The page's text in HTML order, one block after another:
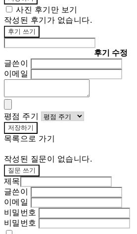
사진 후기만 보기
작성된 후기가 없습니다.
후기 쓰기
후기 수정
글쓴이
이메일
평점 주기
저장하기
목록으로 가기
작성된 질문이 없습니다.
질문 쓰기
제목
글쓴이
이메일
비밀번호
비밀번호